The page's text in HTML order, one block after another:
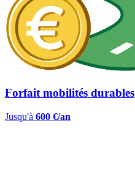
Forfait mobilités durables
Jusqu'à 600 €/an